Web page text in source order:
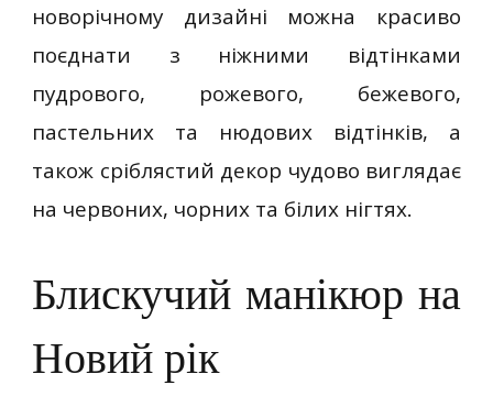
новорічному дизайні можна красиво
поєднати з ніжними відтінками
пудрового, рожевого, бежевого,
пастельних та нюдових відтінків, а
також сріблястий декор чудово виглядає
на червоних, чорних та білих нігтях.
Блискучий манікюр на
Новий рік